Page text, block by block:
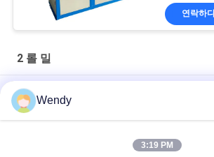
연락하
2 롤 밀
인간화 된 PLC 제어 14 인치 랩 2 롤 밀
실험실 사용을 가진 플라스틱과 고무를 위한
Wendy
3:19 PM